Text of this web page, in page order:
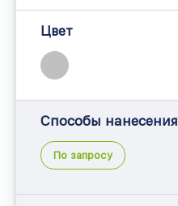
Цвет
Способы нанесения
По запросу